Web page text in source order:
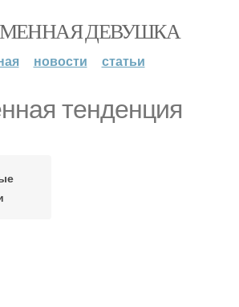
ДЕВУШКА
новости статьи
тенденция